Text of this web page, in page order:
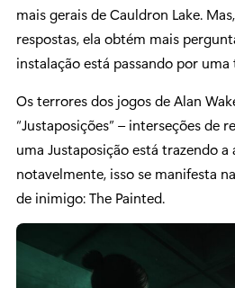
mais gerais de Cauldron Lake.
respostas, ela obtém mais
instalação está passando por
Os terrores dos jogos de Alan
“Justaposições” – interseções de
uma Justaposição está trazendo
notavelmente, isso se manifesta
de inimigo: The Painted.